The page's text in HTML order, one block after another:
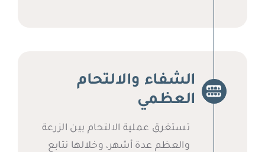
الشفاء والالتحام
العظمي
تستغرق عملية الالتحام بين الزرعة
والعظم عدة أشهر، وخلالها نتابع